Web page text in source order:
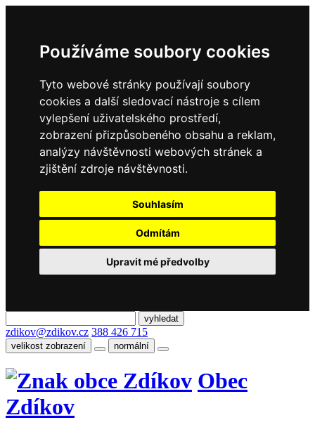
Používáme soubory cookies
Tyto webové stránky používají soubory
cookies a další sledovací nástroje s cílem
vylepšení uživatelského prostředí,
zobrazení přizpůsobeného obsahu a reklam,
analýzy návštěvnosti webových stránek a
zjištění zdroje návštěvnosti.
Souhlasím
Odmítám
Upravit mé předvolby
zdikov@zdikov.cz 388 426 715
velikost zobrazení normální
Obec
Zdíkov